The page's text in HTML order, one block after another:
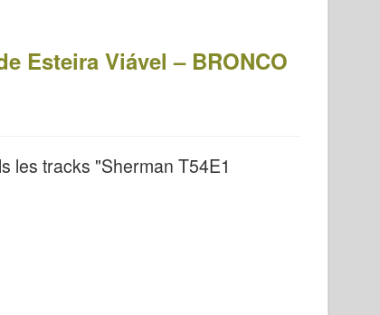
Esteira Viável – BRONCO
les tracks "Sherman T54E1